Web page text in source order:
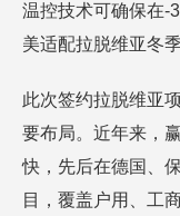
温控技术可确保在
美适配拉脱维亚冬
此次签约拉脱维亚
要布局。近年来，
快，先后在德国、
目，覆盖户用、工